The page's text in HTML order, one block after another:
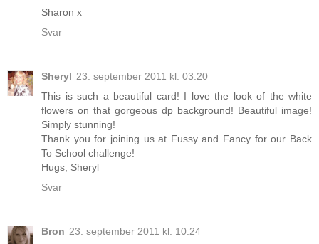
Sharon x
Svar
Sheryl 23. september 2011 kl. 03:20
This is such a beautiful card! I love the look of the white
flowers on that gorgeous dp background! Beautiful image!
Simply stunning!
Thank you for joining us at Fussy and Fancy for our Back
To School challenge!
Hugs, Sheryl
Svar
Bron 23. september 2011 kl. 10:24